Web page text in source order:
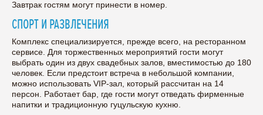
Завтрак гостям могут принести в номер.
СПОРТ И РАЗВЛЕЧЕНИЯ
Комплекс специализируется, прежде всего, на ресторанном
сервисе. Для торжественных мероприятий гости могут
выбрать один из двух свадебных залов, вместимостью до 180
человек. Если предстоит встреча в небольшой компании,
можно использовать VIP-зал, который рассчитан на 14
персон. Работает бар, где гости могут отведать фирменные
напитки и традиционную гуцульскую кухню.